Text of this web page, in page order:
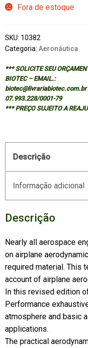
Fora de estoque
SKU: 10382
Categoria: Aeronáutica
*** SOLICITE SEU
BIOTEC – EMAIL.:
biotec@livrariabiotec.com.br
07.993.228/0001-79
*** PREÇO SUJEITO A
Descrição
Informação adicional
Descrição
Nearly all aerospace
on airplane
required material. This
account of airplane
In this revised edition
Performance
atmosphere and basic
applications.
The practical